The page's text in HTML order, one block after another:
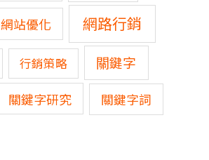
網站優化 網路行銷
行銷策略 關鍵字
關鍵字研究 關鍵字詞